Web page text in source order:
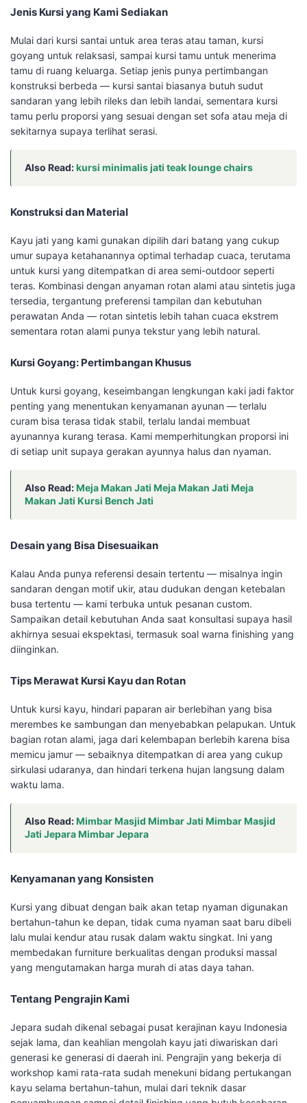
Jenis Kursi yang Kami Sediakan
Mulai dari kursi santai untuk area teras atau taman, kursi
goyang untuk relaksasi, sampai kursi tamu untuk menerima
tamu di ruang keluarga. Setiap jenis punya pertimbangan
konstruksi berbeda — kursi santai biasanya butuh sudut
sandaran yang lebih rileks dan lebih landai, sementara kursi
tamu perlu proporsi yang sesuai dengan set sofa atau meja di
sekitarnya supaya terlihat serasi.
Also Read:kursi minimalis jati teak lounge chairs
Konstruksi dan Material
Kayu jati yang kami gunakan dipilih dari batang yang cukup
umur supaya ketahanannya optimal terhadap cuaca, terutama
untuk kursi yang ditempatkan di area semi-outdoor seperti
teras. Kombinasi dengan anyaman rotan alami atau sintetis juga
tersedia, tergantung preferensi tampilan dan kebutuhan
perawatan Anda — rotan sintetis lebih tahan cuaca ekstrem
sementara rotan alami punya tekstur yang lebih natural.
Kursi Goyang: Pertimbangan Khusus
Untuk kursi goyang, keseimbangan lengkungan kaki jadi faktor
penting yang menentukan kenyamanan ayunan — terlalu
curam bisa terasa tidak stabil, terlalu landai membuat
ayunannya kurang terasa. Kami memperhitungkan proporsi ini
di setiap unit supaya gerakan ayunnya halus dan nyaman.
Also Read:Meja Makan Jati Meja Makan Jati Meja
Makan Jati Kursi Bench Jati
Desain yang Bisa Disesuaikan
Kalau Anda punya referensi desain tertentu — misalnya ingin
sandaran dengan motif ukir, atau dudukan dengan ketebalan
busa tertentu — kami terbuka untuk pesanan custom.
Sampaikan detail kebutuhan Anda saat konsultasi supaya hasil
akhirnya sesuai ekspektasi, termasuk soal warna finishing yang
diinginkan.
Tips Merawat Kursi Kayu dan Rotan
Untuk kursi kayu, hindari paparan air berlebihan yang bisa
merembes ke sambungan dan menyebabkan pelapukan. Untuk
bagian rotan alami, jaga dari kelembapan berlebih karena bisa
memicu jamur — sebaiknya ditempatkan di area yang cukup
sirkulasi udaranya, dan hindari terkena hujan langsung dalam
waktu lama.
Also Read:Mimbar Masjid Mimbar Jati Mimbar Masjid
Jati Jepara Mimbar Jepara
Kenyamanan yang Konsisten
Kursi yang dibuat dengan baik akan tetap nyaman digunakan
bertahun-tahun ke depan, tidak cuma nyaman saat baru dibeli
lalu mulai kendur atau rusak dalam waktu singkat. Ini yang
membedakan furniture berkualitas dengan produksi massal
yang mengutamakan harga murah di atas daya tahan.
Tentang Pengrajin Kami
Jepara sudah dikenal sebagai pusat kerajinan kayu Indonesia
sejak lama, dan keahlian mengolah kayu jati diwariskan dari
generasi ke generasi di daerah ini. Pengrajin yang bekerja di
workshop kami rata-rata sudah menekuni bidang pertukangan
kayu selama bertahun-tahun, mulai dari teknik dasar